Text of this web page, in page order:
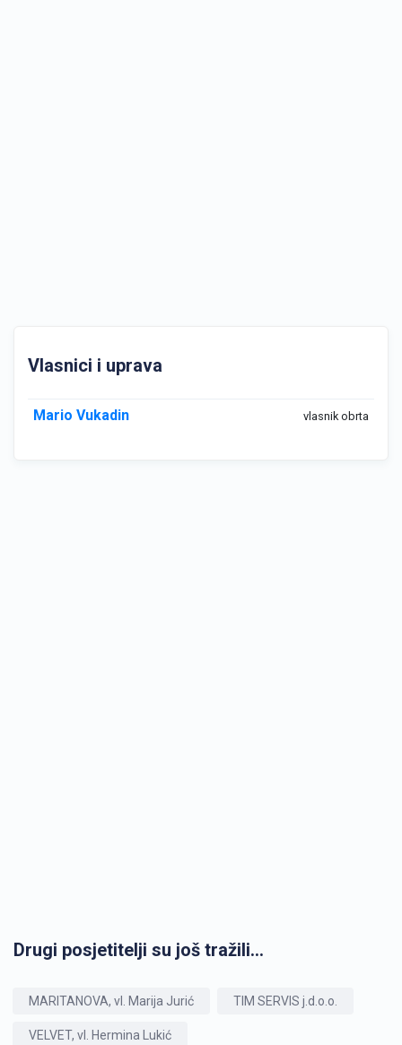
Vlasnici i uprava
Mario Vukadin vlasnik obrta
Drugi posjetitelji su još tražili...
MARITANOVA, vl. Marija Jurić TIM SERVIS j.d.o.o.
VELVET, vl. Hermina Lukić